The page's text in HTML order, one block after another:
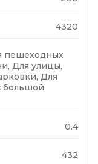
4320
пешеходных
Для улицы,
Для
большой
0.4
432